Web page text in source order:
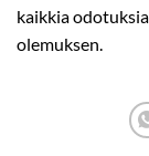
kaikkia
olemuksen.